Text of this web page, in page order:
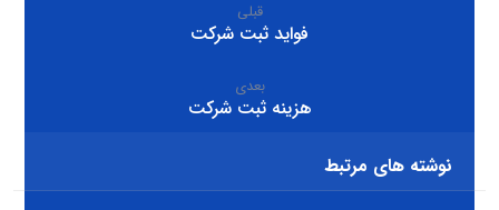
قبلی
فواید ثبت شرکت
بعدی
هزینه ثبت شرکت
نوشته های مرتبط